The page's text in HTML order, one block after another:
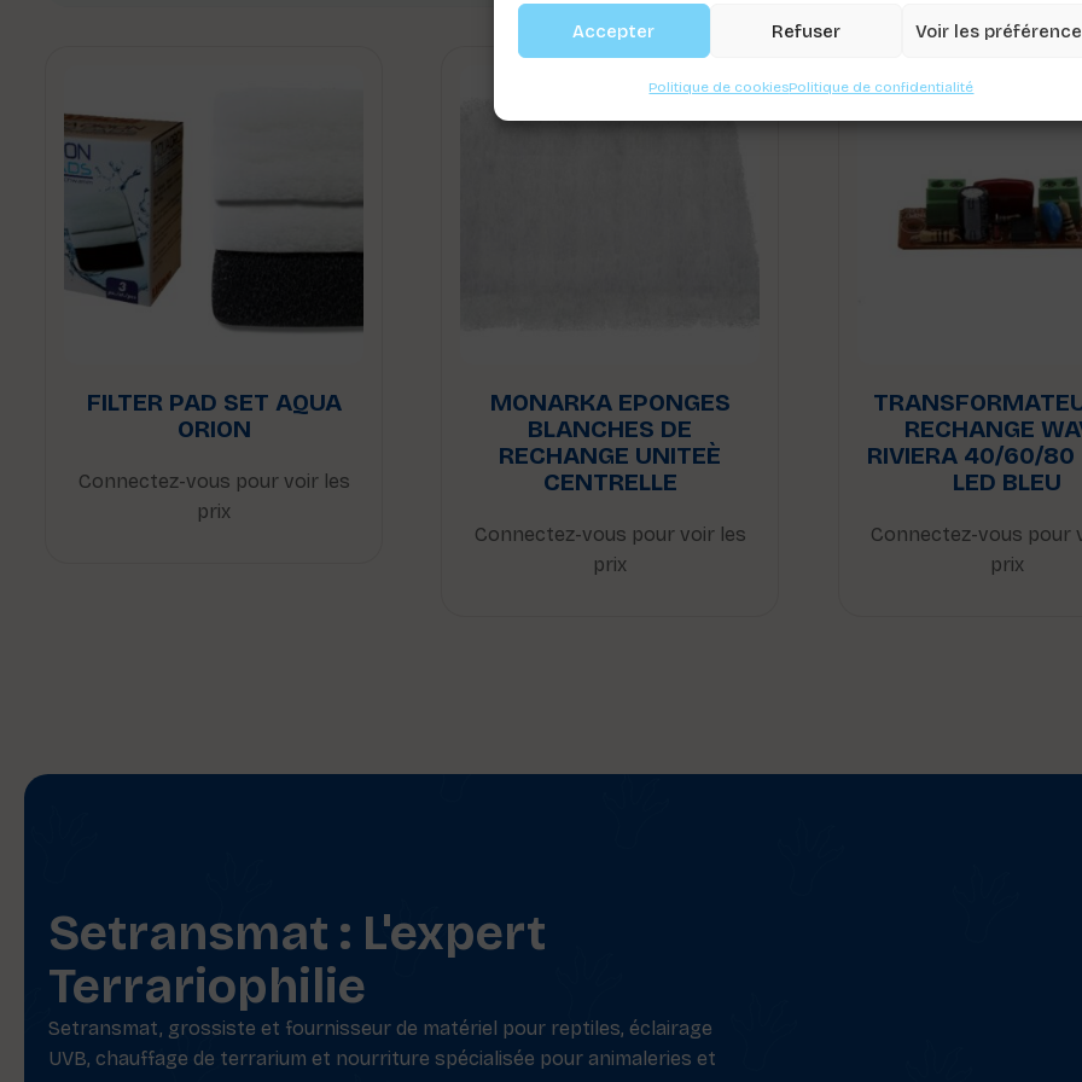
Accepter Refuser Voir les
Politique de cookiesPolitique de confidentialité
FILTER PAD SET AQUA
ORION
Connectez-vous pour voir les
prix
MONARKA EPONGES
BLANCHES DE
RECHANGE UNITEÈ
CENTRELLE
Connectez-vous pour voir les
prix
RECHANGE
RIVIERA 40/60/80
LED BLEU
Connectez-vous pour
prix
Setransmat : L'expert
Terrariophilie
Setransmat, grossiste et fournisseur de matériel pour reptiles, éclairage
UVB, chauffage de terrarium et nourriture spécialisée pour animaleries et